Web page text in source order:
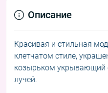
Описание
Красивая и стильная
клетчатом стиле,
козырьком укрывающий
лучей.